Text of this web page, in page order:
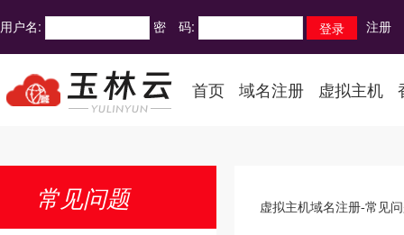
用户名: 密 码: 注册
首页 域名注册 虚拟主机
常见问题 虚拟主机域名注册-常见